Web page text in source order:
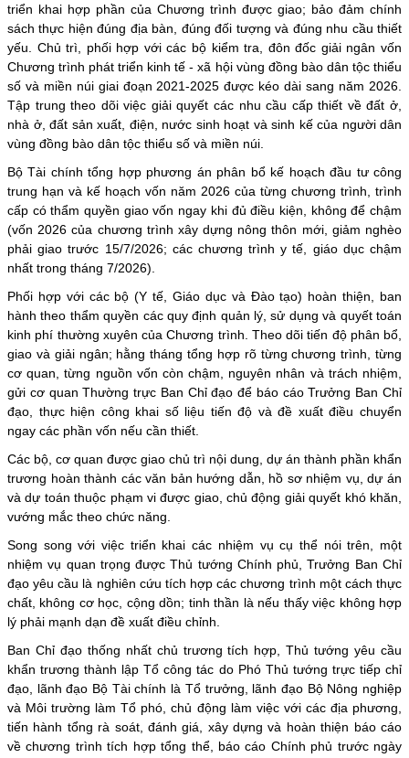
triển khai hợp phần của Chương trình được giao; bảo đảm chính
sách thực hiện đúng địa bàn, đúng đối tượng và đúng nhu cầu thiết
yếu. Chủ trì, phối hợp với các bộ kiểm tra, đôn đốc giải ngân vốn
Chương trình phát triển kinh tế - xã hội vùng đồng bào dân tộc thiểu
số và miền núi giai đoạn 2021-2025 được kéo dài sang năm 2026.
Tập trung theo dõi việc giải quyết các nhu cầu cấp thiết về đất ở,
nhà ở, đất sản xuất, điện, nước sinh hoạt và sinh kế của người dân
vùng đồng bào dân tộc thiểu số và miền núi.
Bộ Tài chính tổng hợp phương án phân bổ kế hoạch đầu tư công
trung hạn và kế hoạch vốn năm 2026 của từng chương trình, trình
cấp có thẩm quyền giao vốn ngay khi đủ điều kiện, không để chậm
(vốn 2026 của chương trình xây dựng nông thôn mới, giảm nghèo
phải giao trước 15/7/2026; các chương trình y tế, giáo dục chậm
nhất trong tháng 7/2026).
Phối hợp với các bộ (Y tế, Giáo dục và Đào tạo) hoàn thiện, ban
hành theo thẩm quyền các quy định quản lý, sử dụng và quyết toán
kinh phí thường xuyên của Chương trình. Theo dõi tiến độ phân bổ,
giao và giải ngân; hằng tháng tổng hợp rõ từng chương trình, từng
cơ quan, từng nguồn vốn còn chậm, nguyên nhân và trách nhiệm,
gửi cơ quan Thường trực Ban Chỉ đạo để báo cáo Trưởng Ban Chỉ
đạo, thực hiện công khai số liệu tiến độ và đề xuất điều chuyển
ngay các phần vốn nếu cần thiết.
Các bộ, cơ quan được giao chủ trì nội dung, dự án thành phần khẩn
trương hoàn thành các văn bản hướng dẫn, hồ sơ nhiệm vụ, dự án
và dự toán thuộc phạm vi được giao, chủ động giải quyết khó khăn,
vướng mắc theo chức năng.
Song song với việc triển khai các nhiệm vụ cụ thể nói trên, một
nhiệm vụ quan trọng được Thủ tướng Chính phủ, Trưởng Ban Chỉ
đạo yêu cầu là nghiên cứu tích hợp các chương trình một cách thực
chất, không cơ học, cộng dồn; tinh thần là nếu thấy việc không hợp
lý phải mạnh dạn đề xuất điều chỉnh.
Ban Chỉ đạo thống nhất chủ trương tích hợp, Thủ tướng yêu cầu
khẩn trương thành lập Tổ công tác do Phó Thủ tướng trực tiếp chỉ
đạo, lãnh đạo Bộ Tài chính là Tổ trưởng, lãnh đạo Bộ Nông nghiệp
và Môi trường làm Tổ phó, chủ động làm việc với các địa phương,
tiến hành tổng rà soát, đánh giá, xây dựng và hoàn thiện báo cáo
về chương trình tích hợp tổng thể, báo cáo Chính phủ trước ngày